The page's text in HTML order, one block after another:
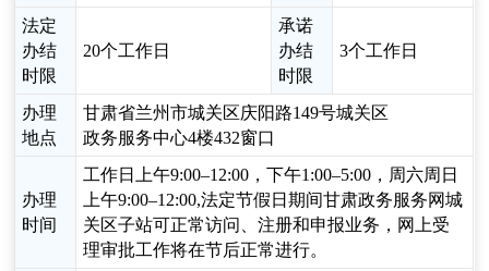
法定
办结
时限
20个工作日
承诺
办结
时限
3个工作日
办理
地点
甘肃省兰州市城关区庆阳路149号城关区
政务服务中心4楼432窗口
办理
时间
工作日上午9:00–12:00，下午1:00–5:00，周六周日
上午9:00–12:00,法定节假日期间甘肃政务服务网城
关区子站可正常访问、注册和申报业务，网上受
理审批工作将在节后正常进行。